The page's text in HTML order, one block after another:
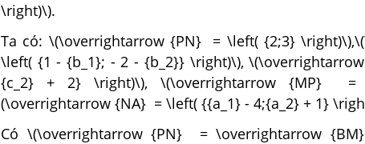
\right)\).
Ta có: \(\overrightarrow {PN} = \left( {2;3}
\left( {1 - {b_1}; - 2 - {b_2}} \right)\),
{c_2} + 2} \right)\), \(\overrightarrow {MP}
(\overrightarrow {NA} = \left( {{a_1} - 4;{a_2} + 1}
Có \(\overrightarrow {PN} = \overrightarrow